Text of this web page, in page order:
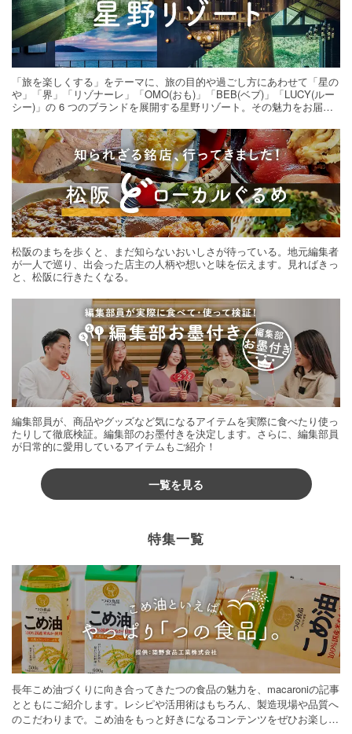
「旅を楽しくする」をテーマに、旅の目的や過ごし方にあわせて「星の
や」「界」「リゾナーレ」「OMO(おも)」「BEB(ベブ)」「LUCY(ルー
シー)」の 6 つのブランドを展開する星野リゾート。その魅力をお届け
松阪のまちを歩くと、まだ知らないおいしさが待っている。地元編集者
が一人で巡り、出会った店主の人柄や想いと味を伝えます。見ればきっ
と、松阪に行きたくなる。
編集部員が、商品やグッズなど気になるアイテムを実際に食べたり使っ
たりして徹底検証。編集部のお墨付きを決定します。さらに、編集部員
が日常的に愛用しているアイテムもご紹介！
一覧を見る
特集一覧
長年こめ油づくりに向き合ってきたつの食品の魅力を、macaroniの記事
とともにご紹介します。レシピや活用術はもちろん、製造現場や品質へ
のこだわりまで。こめ油をもっと好きになるコンテンツをぜひお楽しみ